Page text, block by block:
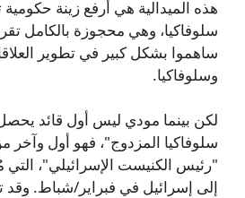
هذه الميدالية هي أرفع زينة
سلوفاكيا، وهي محجوزة بالكامل
ساهموا بشكل كبير في تطوير
وسلوفاكيا.
لكن بينما مودي ليس أول قائد
سلوفاكيا المزدوج"، فهو أول
"رئيس الكنيست الإسرائيلي"،
إلى إسرائيل في فبراير/شباط. وقد